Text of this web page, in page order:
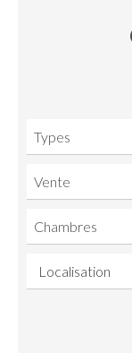
Types
Vente
Chambres
Localisation